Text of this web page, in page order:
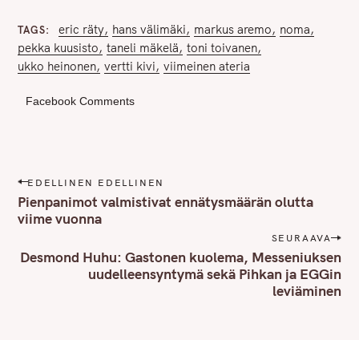
TAGS eric räty hans välimäki markus aremo
noma
pekka kuusisto taneli mäkelä toni toivanen
ukko heinonen vertti kivi viimeinen ateria
Facebook Comments
P
o
s
n
EDELLINEN EDELLINEN
Pienpanimot valmistivat ennätysmäärän olutta
viime vuonna
SEURAAVA
Desmond Huhu: Gastonen kuolema, Messeniuksen
uudelleensyntymä sekä Pihkan ja EGGin
leviäminen